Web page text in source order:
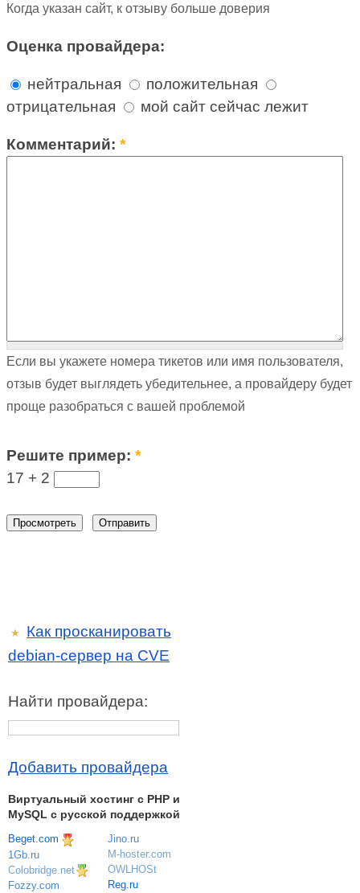
Когда указан сайт, к отзыву больше доверия
Оценка провайдера:
нейтральная
положительная
отрицательная
мой сайт сейчас лежит
Комментарий:*
Если вы укажете номера тикетов или имя пользователя,
отзыв будет выглядеть убедительнее, а провайдеру будет
проще разобраться с вашей проблемой
Решите пример:*
17 + 2
★
Как просканировать
debian-сервер на CVE
Найти провайдера:
Добавить провайдера
Виртуальный хостинг c PHP и
MySQL с русской поддержкой
Beget.com
1Gb.ru
Colobridge.net
Fozzy.com
Jino.ru
M-hoster.com
OWLHOSt
Reg.ru